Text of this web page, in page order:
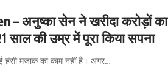
– अनुष्का सेन ने खरीदा करोड़ों का
साल की उम्र में पूरा किया सपना
हंसी मजाक का काम नहीं है। अगर…